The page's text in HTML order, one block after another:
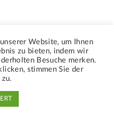
Website, um Ihnen
zu bieten, indem wir
Besuche merken.
stimmen Sie der